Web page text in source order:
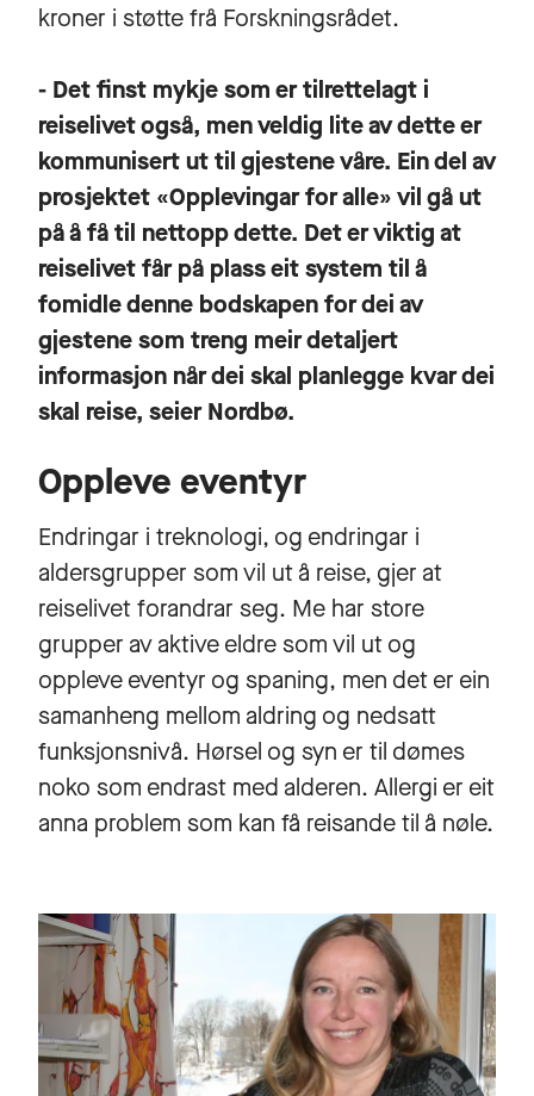
kroner i støtte frå Forskningsrådet.
- Det finst mykje som er tilrettelagt i
reiselivet også, men veldig lite av dette er
kommunisert ut til gjestene våre. Ein del av
prosjektet «Opplevingar for alle» vil gå ut
på å få til nettopp dette. Det er viktig at
reiselivet får på plass eit system til å
fomidle denne bodskapen for dei av
gjestene som treng meir detaljert
informasjon når dei skal planlegge kvar dei
skal reise, seier Nordbø.
Oppleve eventyr
Endringar i treknologi, og endringar i
aldersgrupper som vil ut å reise, gjer at
reiselivet forandrar seg. Me har store
grupper av aktive eldre som vil ut og
oppleve eventyr og spaning, men det er ein
samanheng mellom aldring og nedsatt
funksjonsnivå. Hørsel og syn er til dømes
noko som endrast med alderen. Allergi er eit
anna problem som kan få reisande til å nøle.